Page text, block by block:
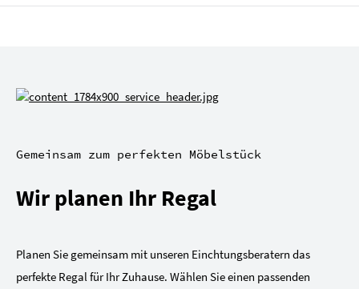
Gemeinsam zum perfekten Möbelstück
Wir planen Ihr Regal
Planen Sie gemeinsam mit unseren Einchtungsberatern das
perfekte Regal für Ihr Zuhause. Wählen Sie einen passenden